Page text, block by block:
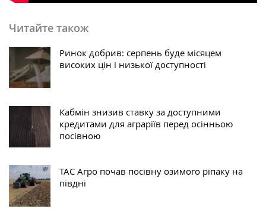
Читайте також
Ринок добрив: серпень буде місяцем
високих цін і низької доступності
Кабмін знизив ставку за доступними
кредитами для аграріїв перед осінньою
посівною
ТАС Агро почав посівну озимого ріпаку на
півдні